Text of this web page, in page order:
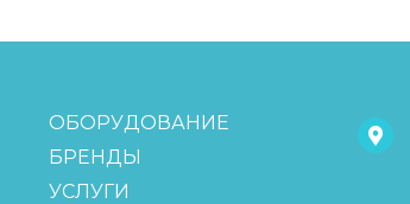
ОБОРУДОВАНИЕ
БРЕНДЫ
УСЛУГИ